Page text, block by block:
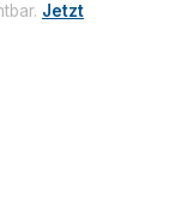
Jetzt